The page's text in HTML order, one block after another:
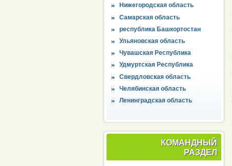
Нижегородская область
Самарская область
республика Башкортостан
Ульяновская область
Чувашская Республика
Удмуртская Республика
Свердловская область
Челябинская область
Ленинградская область
КОМАНДНЫЙ
РАЗДЕЛ